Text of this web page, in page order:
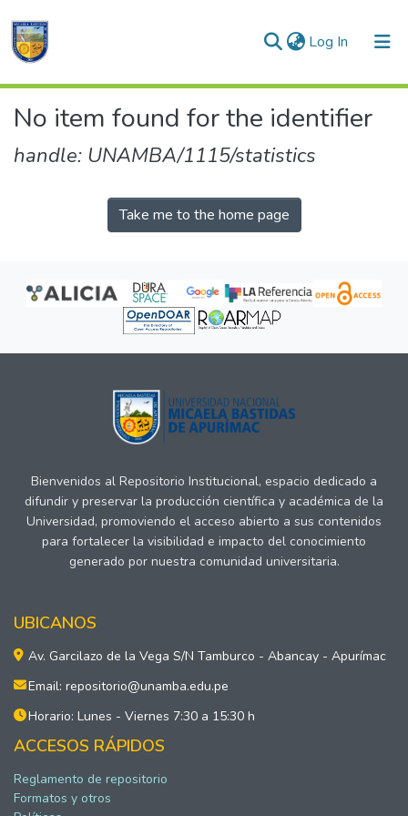
Log In (current)
Communities & Collections
No item found for the identifier
handle: UNAMBA/1115/statistics
Take me to the home page
Bienvenidos al Repositorio Institucional, espacio dedicado a
difundir y preservar la producción científica y académica de la
Universidad, promoviendo el acceso abierto a sus contenidos
para fortalecer la visibilidad e impacto del conocimiento
generado por nuestra comunidad universitaria.
UBICANOS
Av. Garcilazo de la Vega S/N Tamburco - Abancay - Apurímac
Email: repositorio@unamba.edu.pe
Horario: Lunes - Viernes 7:30 a 15:30 h
ACCESOS RÁPIDOS
Reglamento de repositorio
Formatos y otros